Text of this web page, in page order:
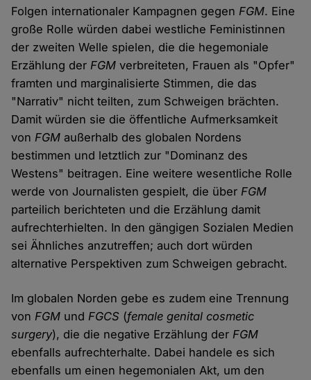
Folgen internationaler Kampagnen gegenFGM. Eine
große Rolle würden dabei westliche Feministinnen
der zweiten Welle spielen, die die hegemoniale
Erzählung derFGM verbreiteten, Frauen als "Opfer"
framten und marginalisierte Stimmen, die das
"Narrativ" nicht teilten, zum Schweigen brächten.
Damit würden sie die öffentliche Aufmerksamkeit
vonFGM außerhalb des globalen Nordens
bestimmen und letztlich zur "Dominanz des
Westens" beitragen. Eine weitere wesentliche Rolle
werde von Journalisten gespielt, die überFGM
parteilich berichteten und die Erzählung damit
aufrechterhielten. In den gängigen Sozialen Medien
sei Ähnliches anzutreffen; auch dort würden
alternative Perspektiven zum Schweigen gebracht.
Im globalen Norden gebe es zudem eine Trennung
vonFGM undFGCS (female genital cosmetic
surgery), die die negative Erzählung derFGM
ebenfalls aufrechterhalte. Dabei handele es sich
ebenfalls um einen hegemonialen Akt, um den